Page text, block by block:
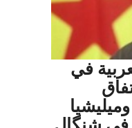
في
“سري” بين PKK وميليشيا